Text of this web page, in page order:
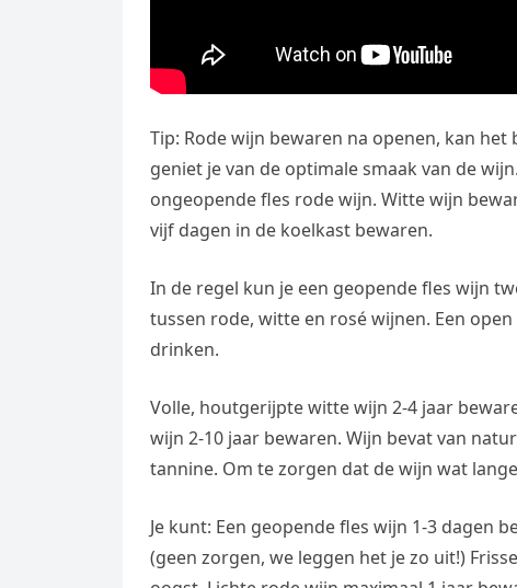
Tip: Rode wijn bewaren na openen, kan
geniet je van de optimale smaak van de
ongeopende fles rode wijn. Witte wijn
vijf dagen in de koelkast bewaren.
In de regel kun je een geopende fles wijn
tussen rode, witte en rosé wijnen. Een
drinken.
Volle, houtgerijpte witte wijn 2-4 jaar
wijn 2-10 jaar bewaren. Wijn bevat van
tannine. Om te zorgen dat de wijn wat
Je kunt: Een geopende fles wijn 1-3 dagen
(geen zorgen, we leggen het je zo uit!)